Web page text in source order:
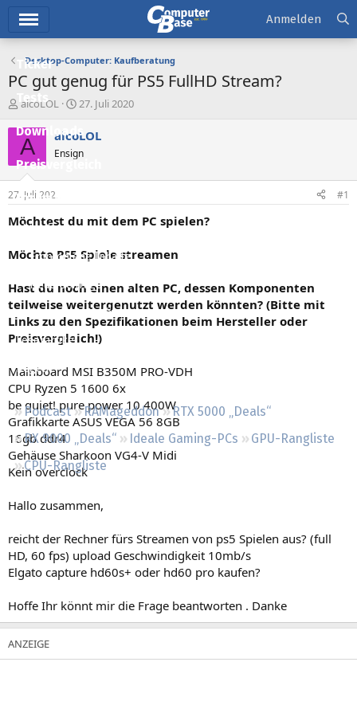
Ticker
Tests
Downloads
Preisvergleich
Forum
Aktuelles
Empfohlene Inhalte
Neue Beiträge
Neueste Aktivitäten
Leserartikel
Regeln
Podcast RAMageddon
RTX 5000 „Deals“
RX 9000 „Deals“
Ideale Gaming-PCs
GPU-Rangliste
CPU-Rangliste
Anmelden
Desktop-Computer: Kaufberatung
PC gut genug für PS5 FullHD Stream?
E
s
t
e
e
r
alcoLOL
E
s
e
t
a
27. Juli 2020
A alcoLOL
Ensign
27. Juli 2020 #1
Möchtest du mit dem PC spielen?
Möchte PS5 Spiele streamen
Hast du noch einen alten PC, dessen Komponenten
teilweise weitergenutzt werden könnten? (Bitte mit
Links zu den Spezifikationen beim Hersteller oder
Preisvergleich!)
Mainboard MSI B350M PRO-VDH
CPU Ryzen 5 1600 6x
be quiet! pure power 10 400W
Grafikkarte ASUS VEGA 56 8GB
16gb ddr4
Gehäuse Sharkoon VG4-V Midi
Kein overclock
Hallo zusammen,
reicht der Rechner fürs Streamen von ps5 Spielen aus? (full
HD, 60 fps) upload Geschwindigkeit 10mb/s
Elgato capture hd60s+ oder hd60 pro kaufen?
Hoffe Ihr könnt mir die Frage beantworten . Danke